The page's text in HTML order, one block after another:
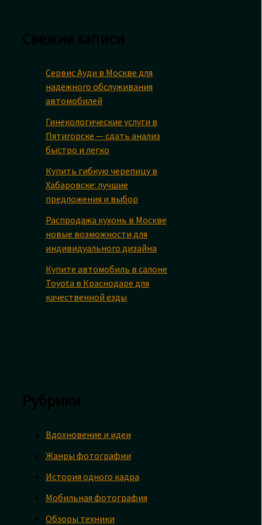
Сервис Ауди в Москве для
надежного обслуживания
автомобилей
Гинекологические услуги в
Пятигорске — сдать анализ
быстро и легко
Купить гибкую черепицу в
Хабаровске: лучшие
предложения и выбор
Распродажа кухонь в Москве
новые возможности для
индивидуального дизайна
Купите автомобиль в салоне
Toyota в Краснодаре для
качественной езды
Вдохновение и идеи
Жанры фотографии
История одного кадра
Мобильная фотография
Обзоры техники